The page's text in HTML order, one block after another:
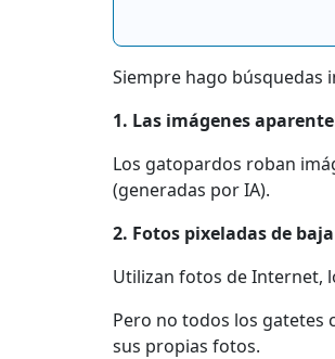
Siempre hago búsquedas
1. Las imágenes
Los gatopardos roban
(generadas por IA).
2. Fotos pixeladas de
Utilizan fotos de Internet,
Pero no todos los gatetes
sus propias fotos.